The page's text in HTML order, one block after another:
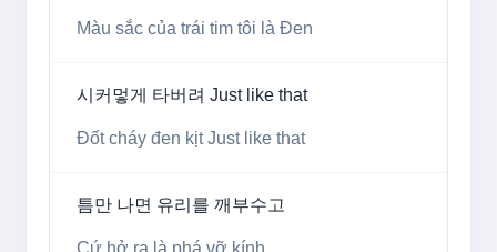
Màu sắc của trái tim tôi là Đen
시커멓게 타버려 Just like that
Đốt cháy đen kịt Just like that
틈만 나면 유리를 깨부수고